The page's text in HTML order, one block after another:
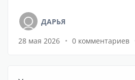
ДАРЬЯ
28 мая 2026
0 комментариев